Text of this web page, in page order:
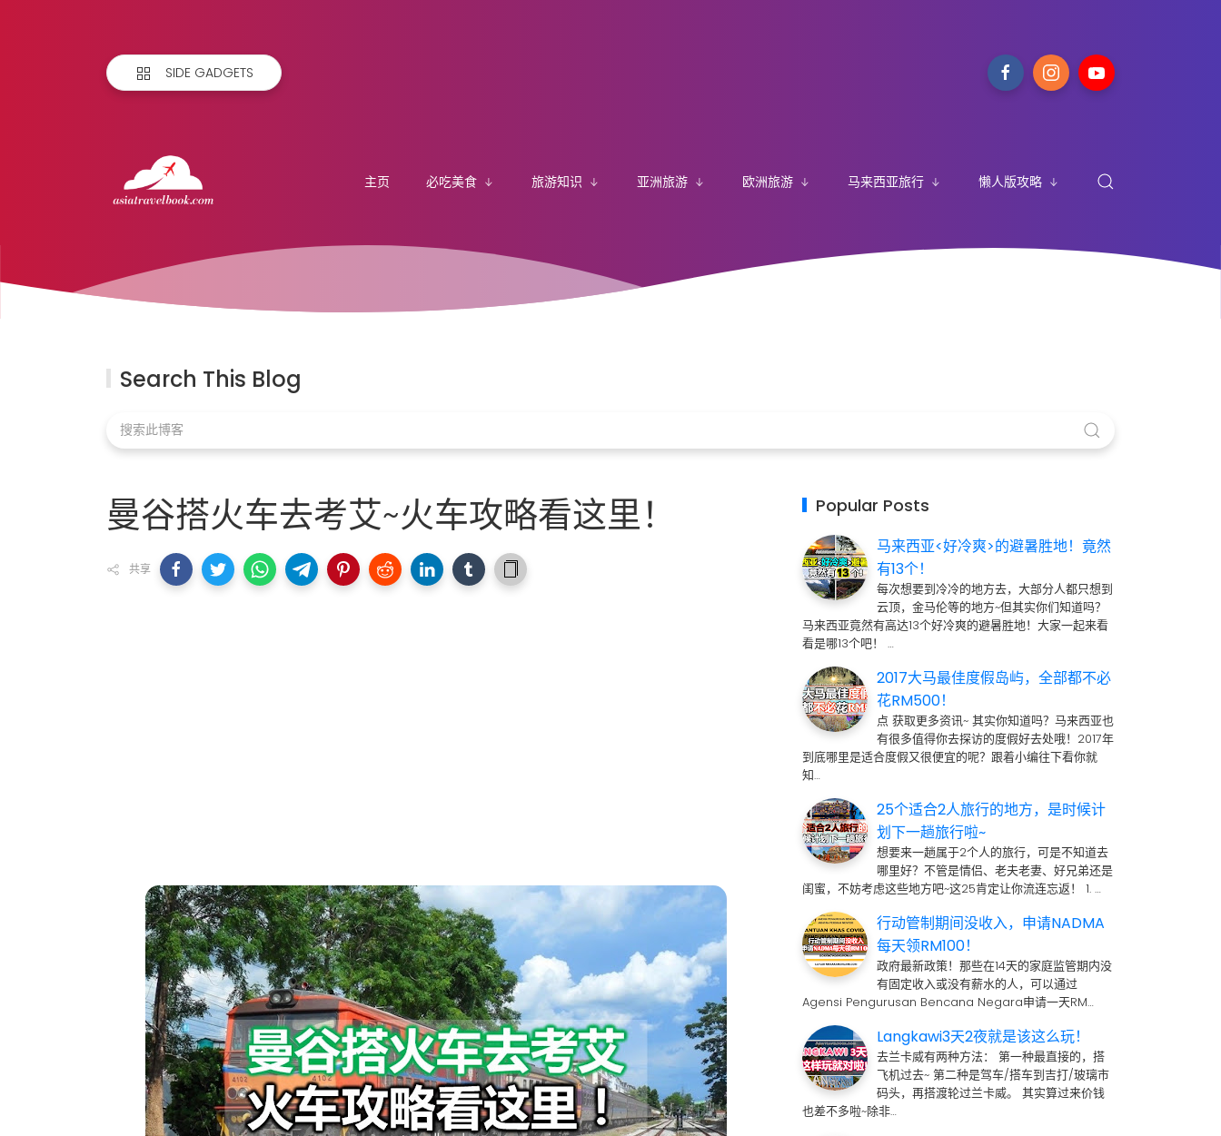
SIDE GADGETS
主页 必吃美食 旅游知识 亚洲旅游 欧洲旅游 马来西亚旅行 懒人版攻略
Search This Blog
曼谷搭火车去考艾~火车攻略看这里！
共享
Popular Posts
马来西亚<好冷爽>的避暑胜地！竟然
有13个！
每次想要到冷冷的地方去，大部分人都只想到
云顶，金马伦等的地方~但其实你们知道吗？
马来西亚竟然有高达13个好冷爽的避暑胜地！大家一起来看
看是哪13个吧！ …
2017大马最佳度假岛屿，全部都不必
花RM500！
点 获取更多资讯~ 其实你知道吗？马来西亚也
有很多值得你去探访的度假好去处哦！2017年
到底哪里是适合度假又很便宜的呢？跟着小编往下看你就
知…
25个适合2人旅行的地方，是时候计
划下一趟旅行啦~
想要来一趟属于2个人的旅行，可是不知道去
哪里好？不管是情侣、老夫老妻、好兄弟还是
闺蜜，不妨考虑这些地方吧~这25肯定让你流连忘返！ 1. …
行动管制期间没收入，申请NADMA
每天领RM100！
政府最新政策！那些在14天的家庭监管期内没
有固定收入或没有薪水的人，可以通过
Agensi Pengurusan Bencana Negara申请一天RM…
Langkawi3天2夜就是该这么玩！
去兰卡威有两种方法： 第一种最直接的，搭
飞机过去~ 第二种是驾车/搭车到吉打/玻璃市
码头，再搭渡轮过兰卡威。 其实算过来价钱
也差不多啦~除非…